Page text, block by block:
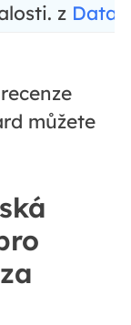
z
můžete